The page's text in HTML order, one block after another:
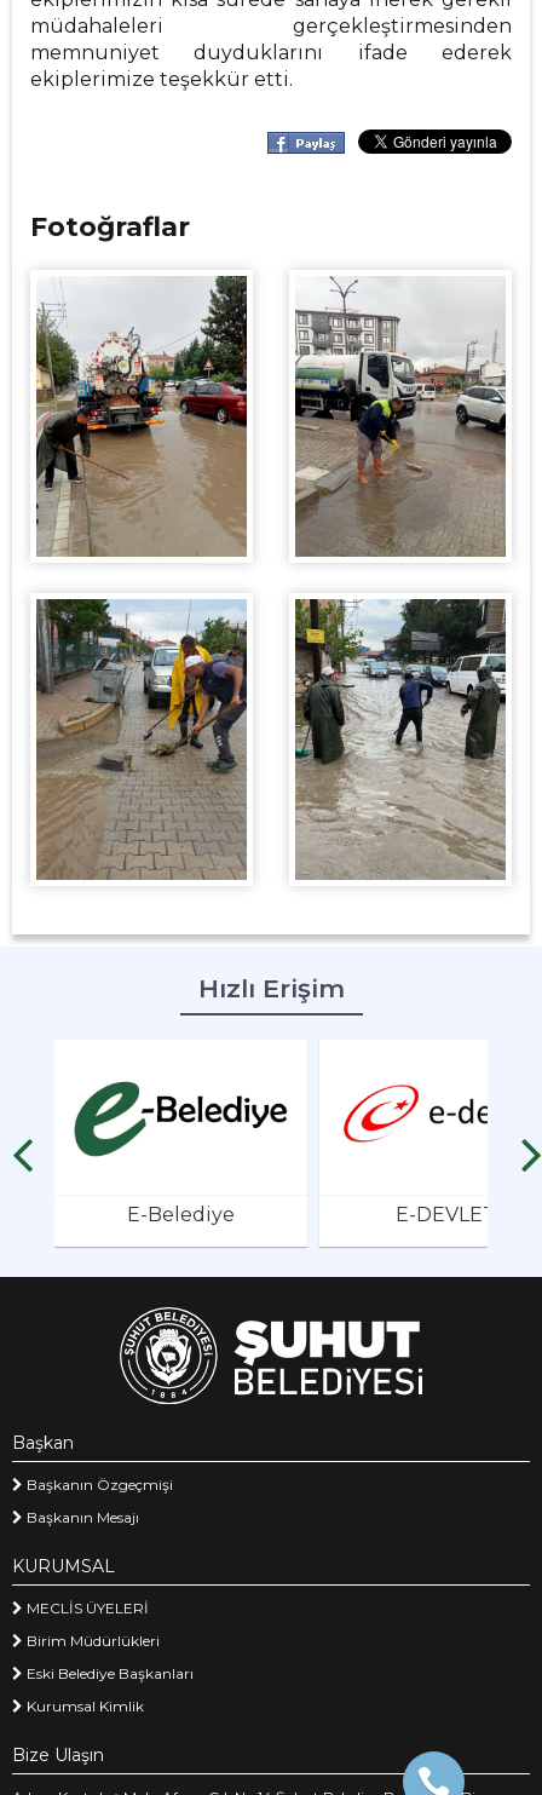
müdahaleleri gerçekleştirmesinden
memnuniyet duyduklarını ifade ederek
ekiplerimize teşekkür etti.
Fotoğraflar
Hızlı Erişim
E-Belediye E-DEVLET
Başkan
Başkanın Özgeçmişi
Başkanın Mesajı
KURUMSAL
MECLİS ÜYELERİ
Birim Müdürlükleri
Eski Belediye Başkanları
Kurumsal Kimlik
Bize Ulaşın